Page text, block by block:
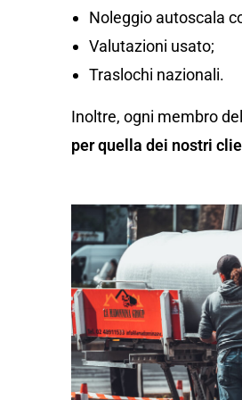
Noleggio autoscala
Valutazioni usato;
Traslochi nazionali.
Inoltre, ogni membro
per quella dei nostri